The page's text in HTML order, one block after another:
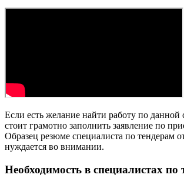
Если есть желание найти работу по данной
стоит грамотно заполнить заявление по
Образец резюме специалиста по тендерам
нуждается во внимании.
Необходимость в специалистах по